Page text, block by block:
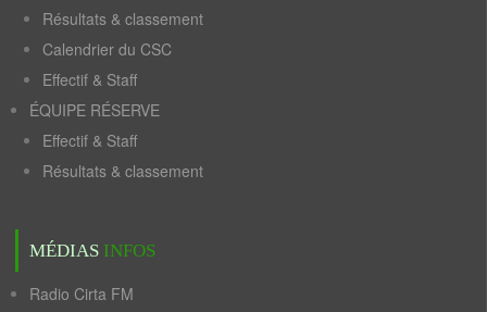
Résultats & classement
Calendrier du CSC
Effectif & Staff
ÉQUIPE RÉSERVE
Effectif & Staff
Résultats & classement
MÉDIAS INFOS
Radio Cirta FM